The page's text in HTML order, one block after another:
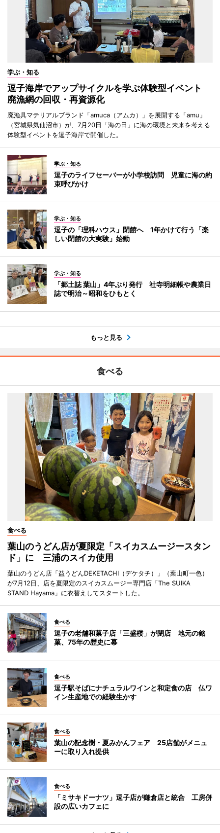
学ぶ・知る
逗子海岸でアップサイクルを学ぶ体験型イベント
廃漁網の回収・再資源化
廃漁具マテリアルブランド「amuca（アムカ）」を展開する「amu」
（宮城県気仙沼市）が、7月20日「海の日」に海の環境と未来を考える
体験型イベントを逗子海岸で開催した。
学ぶ・知る
逗子のライフセーバーが小学校訪問 児童に海の約
束呼びかけ
学ぶ・知る
逗子の「理科ハウス」閉館へ 1年かけて行う「楽
しい閉館の大実験」始動
学ぶ・知る
「郷土誌 葉山」4年ぶり発行 社寺明細帳や農業日
誌で明治～昭和をひもとく
もっと見る
食べる
食べる
葉山のうどん店が夏限定「スイカスムージースタン
ド」に 三浦のスイカ使用
葉山のうどん店「益うどんDEKETACHI（デケタチ）」（葉山町一色）
が7月12日、店を夏限定のスイカスムージー専門店「The SUIKA
STAND Hayama」に衣替えしてスタートした。
食べる
逗子の老舗和菓子店「三盛楼」が閉店 地元の銘
菓、75年の歴史に幕
食べる
逗子駅そばにナチュラルワインと和定食の店 仏ワ
イン生産地での経験生かす
食べる
葉山の記念樹・夏みかんフェア 25店舗がメニュ
ーに取り入れ提供
食べる
「ミサキドーナツ」逗子店が鎌倉店と統合 工房併
設の広いカフェに